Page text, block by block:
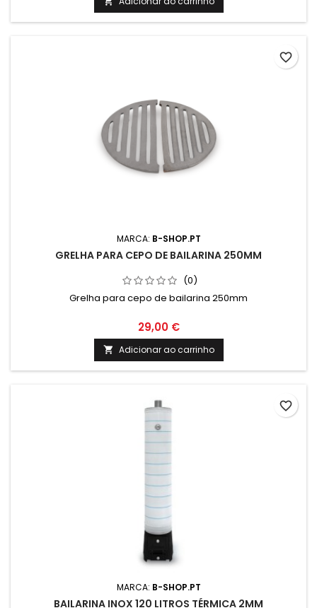
MARCA: B-SHOP.PT
GRELHA PARA CEPO DE BAILARINA 250MM
(0)
Grelha para cepo de bailarina 250mm
29,00 €
 Adicionar ao carrinho
favorite_border
MARCA: B-SHOP.PT
BAILARINA INOX 120 LITROS TÉRMICA 2MM
favorite_border